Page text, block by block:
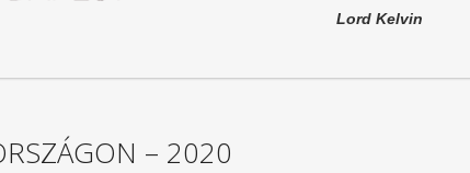
Lord Kelvin
– 2020